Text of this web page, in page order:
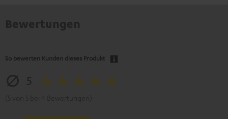
So bewerten Kunden dieses Produkt